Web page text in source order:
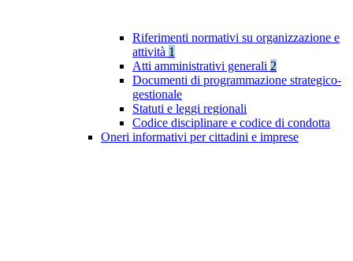
Riferimenti normativi su organizzazione e
attività 1
Atti amministrativi generali 2
Documenti di programmazione strategico-
gestionale
Statuti e leggi regionali
Codice disciplinare e codice di condotta
Oneri informativi per cittadini e imprese